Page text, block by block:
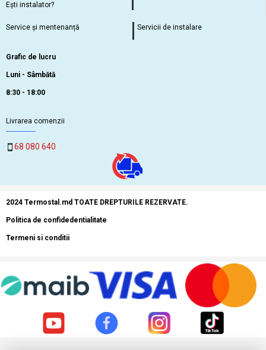
Ești instalator?
Service și mentenanță Servicii de instalare
Grafic de lucru
Luni - Sâmbătă
8:30 - 18:00
Livrarea comenzii
68 080 640
2024 Termostal.md TOATE DREPTURILE REZERVATE.
Politica de confidedentialitate
Termeni si conditii